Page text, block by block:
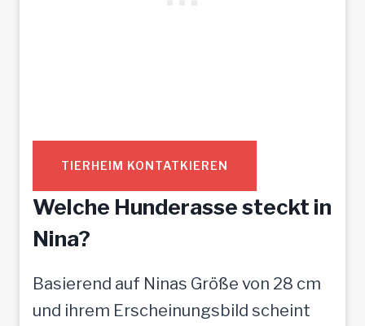
TIERHEIM KONTATKIEREN
Welche Hunderasse steckt in
Nina?
Basierend auf Ninas Größe von 28 cm
und ihrem Erscheinungsbild scheint